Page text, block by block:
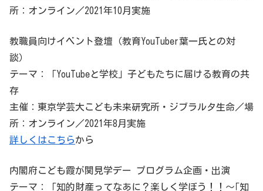
所：オンライン／2021年10月実施
教職員向けイベント登壇（教育YouTuber葉一氏との対
談）
テーマ：「YouTubeと学校」子どもたちに届ける教育の共
存
主催：東京学芸大こども未来研究所・ジブラルタ生命／場
所：オンライン／2021年8月実施
詳しくはこちらから
内閣府こども霞が関見学デー プログラム企画・出演
テーマ：「知的財産ってなあに？楽しく学ぼう！！～｢知